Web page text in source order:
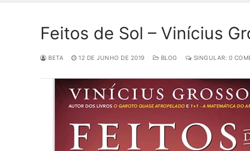
Feitos de Sol – Vinícius
BETA 12 DE JUNHO DE 2019 BLOG SINGULAR: 0